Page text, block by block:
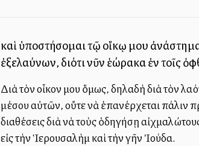
καὶ ὑποστήσομαι τῷ οἴκῳ μου
ἐξελαύνων, διότι νῦν ἑώρακα ἐν τοῖς
Διὰ τὸν οἶκον μου ὅμως, δηλαδὴ διὰ τὸν
μέσου αὐτῶν, οὔτε νὰ ἐπανέρχεται πάλιν
διαθέσεις διὰ νὰ τοὺς ὁδηγήσῃ
εἰς τὴν Ἱερουσαλὴμ καὶ τὴν γῆν Ἰούδα.